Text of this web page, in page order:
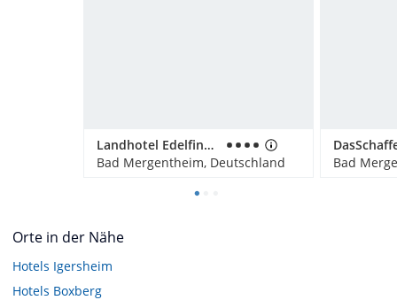
Landhotel Edelfinger Hof
Bad Mergentheim, Deutschland
Bad
Orte in der Nähe
Hotels Igersheim
Hotels Boxberg